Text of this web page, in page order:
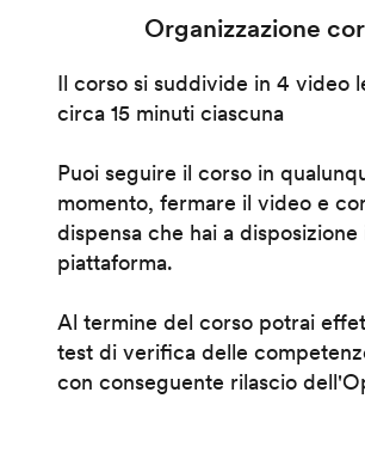
Organizzazione
Il corso si suddivide in 4 video
circa 15 minuti ciascuna
Puoi seguire il corso in
momento, fermare il video e
dispensa che hai a disposizione
piattaforma.
Al termine del corso potrai
test di verifica delle
con conseguente rilascio